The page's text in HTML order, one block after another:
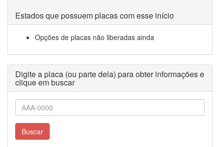
Estados que possuem placas com esse início
Opções de placas não liberadas ainda
Digite a placa (ou parte dela) para obter informações e
clique em buscar
Buscar